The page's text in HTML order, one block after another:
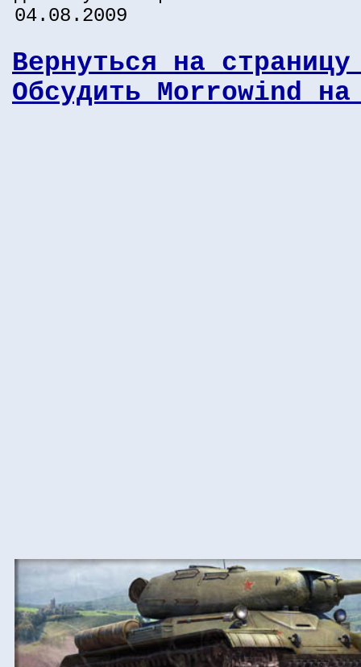
04.08.2009
Вернуться на
Обсудить Morrowind на